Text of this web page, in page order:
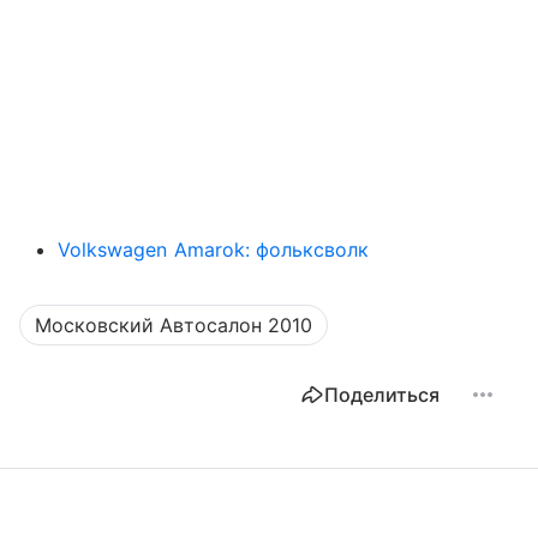
Volkswagen Amarok: фольксволк
Московский Автосалон 2010
Поделиться